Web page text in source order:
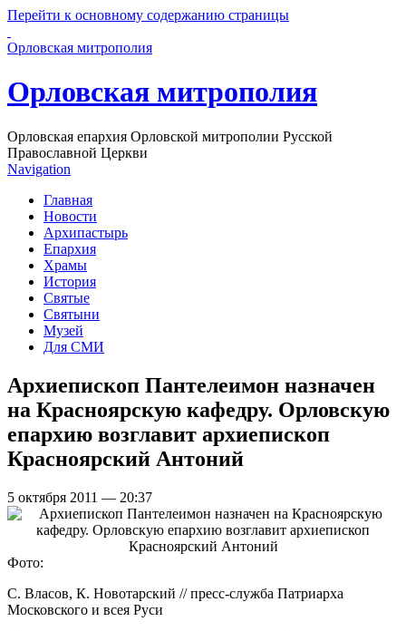
Перейти к основному содержанию страницы
Орловская митрополия
Орловская митрополия
Орловская епархия Орловской митрополии Русской
Православной Церкви
Navigation
Главная
Новости
Архипастырь
Епархия
Храмы
История
Святые
Святыни
Музей
Для СМИ
Архиепископ Пантелеимон назначен
на Красноярскую кафедру. Орловскую
епархию возглавит архиепископ
Красноярский Антоний
5 октября 2011 — 20:37
Фото:
С. Власов, К. Новотарский // пресс-служба Патриарха
Московского и всея Руси